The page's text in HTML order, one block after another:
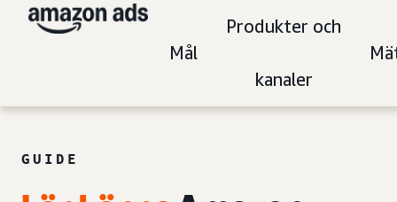
Mål
Produkter och
kanaler
GUIDE